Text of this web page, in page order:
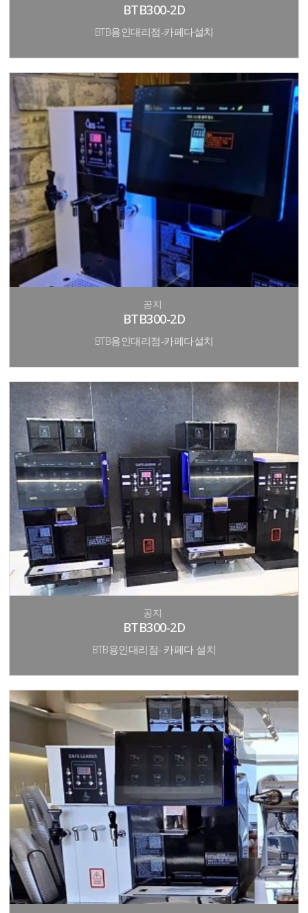
BTB300-2D
BTB용인대리점-카페다설치
공지
BTB300-2D
BTB용인대리점-카페다설치
공지
BTB300-2D
BTB용인대리점- 카페다 설치